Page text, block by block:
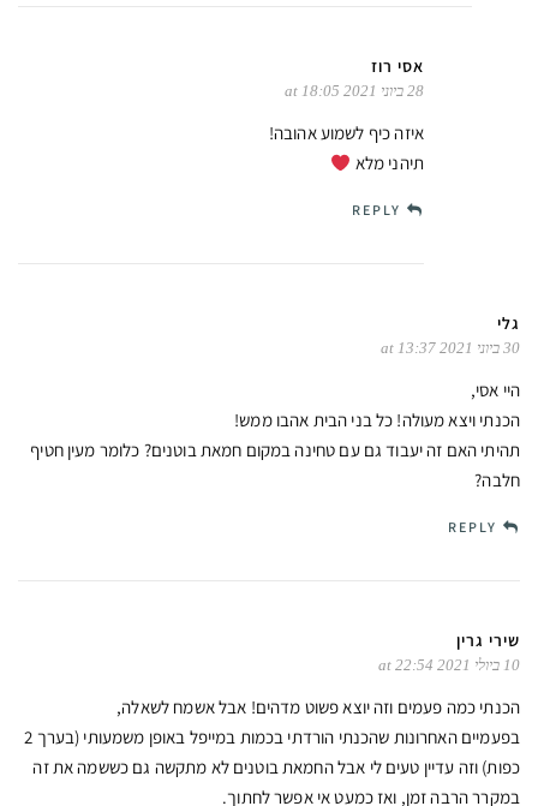
אסי רוז
28 ביוני 2021 at 18:05
איזה כיף לשמוע אהובה!
תיהני מלא
REPLY
גלי
30 ביוני 2021 at 13:37
היי אסי,
הכנתי ויצא מעולה! כל בני הבית אהבו ממש!
תהיתי האם זה יעבוד גם עם טחינה במקום חמאת בוטנים? כלומר מעין חטיף
חלבה?
REPLY
שירי גרין
10 ביולי 2021 at 22:54
הכנתי כמה פעמים וזה יוצא פשוט מדהים! אבל אשמח לשאלה,
בפעמיים האחרונות שהכנתי הורדתי בכמות במייפל באופן משמעותי (בערך 2
כפות) וזה עדיין טעים לי אבל החמאת בוטנים לא מתקשה גם כששמה את זה
במקרר הרבה זמן, ואז כמעט אי אפשר לחתוך.